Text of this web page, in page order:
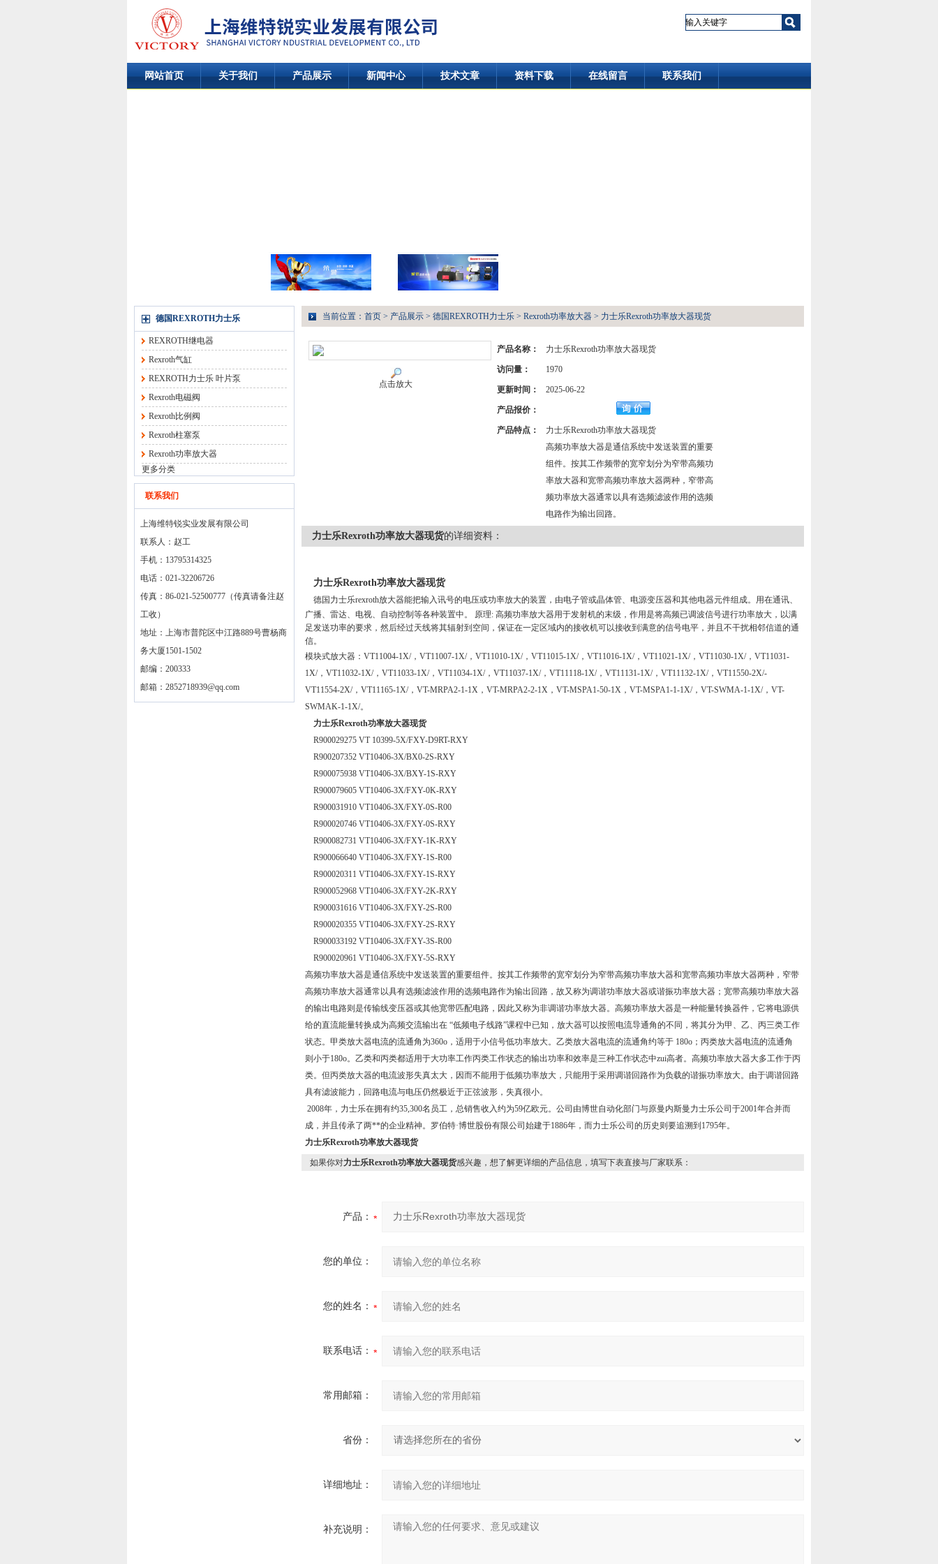
网站首页 关于我们 产品展示 新闻中心 技术文章 资料下载 在线留言 联系我们
德国REXROTH力士乐
REXROTH继电器
Rexroth气缸
REXROTH力士乐 叶片泵
Rexroth电磁阀
Rexroth比例阀
Rexroth柱塞泵
Rexroth功率放大器
更多分类
联系我们
上海维特锐实业发展有限公司
联系人：赵工
手机：13795314325
电话：021-32206726
传真：86-021-52500777（传真请备注赵
工收）
地址：上海市普陀区中江路889号曹杨商
务大厦1501-1502
邮编：200333
邮箱： 2852718939@qq.com
当前位置： 首页 > 产品展示 > 德国REXROTH力士乐 > Rexroth功率放大器 > 力士乐Rexroth功率放大器现货
点击放大
产品名称： 力士乐Rexroth功率放大器现货
访问量： 1970
更新时间： 2025-06-22
产品报价：
产品特点：
力士乐Rexroth功率放大器现货
高频功率放大器是通信系统中发送装置的重要
组件。按其工作频带的宽窄划分为窄带高频功
率放大器和宽带高频功率放大器两种，窄带高
频功率放大器通常以具有选频滤波作用的选频
电路作为输出回路。
力士乐Rexroth功率放大器现货的详细资料：
力士乐Rexroth功率放大器现货
德国力士乐rexroth放大器能把输入讯号的电压或功率放大的装置，由电子管或晶体管、电源变压器和其他电器元件组成。用在通讯、
广播、雷达、电视、自动控制等各种装置中。 原理: 高频功率放大器用于发射机的末级，作用是将高频已调波信号进行功率放大，以满
足发送功率的要求，然后经过天线将其辐射到空间，保证在一定区域内的接收机可以接收到满意的信号电平，并且不干扰相邻信道的通
信。
模块式放大器：VT11004-1X/，VT11007-1X/，VT11010-1X/，VT11015-1X/，VT11016-1X/，VT11021-1X/，VT11030-1X/，VT11031-
1X/，VT11032-1X/，VT11033-1X/，VT11034-1X/，VT11037-1X/，VT11118-1X/，VT11131-1X/，VT11132-1X/，VT11550-2X/-
VT11554-2X/，VT11165-1X/，VT-MRPA2-1-1X，VT-MRPA2-2-1X，VT-MSPA1-50-1X，VT-MSPA1-1-1X/，VT-SWMA-1-1X/，VT-
SWMAK-1-1X/。
力士乐Rexroth功率放大器现货
R900029275 VT 10399-5X/FXY-D9RT-RXY
R900207352 VT10406-3X/BX0-2S-RXY
R900075938 VT10406-3X/BXY-1S-RXY
R900079605 VT10406-3X/FXY-0K-RXY
R900031910 VT10406-3X/FXY-0S-R00
R900020746 VT10406-3X/FXY-0S-RXY
R900082731 VT10406-3X/FXY-1K-RXY
R900066640 VT10406-3X/FXY-1S-R00
R900020311 VT10406-3X/FXY-1S-RXY
R900052968 VT10406-3X/FXY-2K-RXY
R900031616 VT10406-3X/FXY-2S-R00
R900020355 VT10406-3X/FXY-2S-RXY
R900033192 VT10406-3X/FXY-3S-R00
R900020961 VT10406-3X/FXY-5S-RXY
高频功率放大器是通信系统中发送装置的重要组件。按其工作频带的宽窄划分为窄带高频功率放大器和宽带高频功率放大器两种，窄带
高频功率放大器通常以具有选频滤波作用的选频电路作为输出回路，故又称为调谐功率放大器或谐振功率放大器；宽带高频功率放大器
的输出电路则是传输线变压器或其他宽带匹配电路，因此又称为非调谐功率放大器。高频功率放大器是一种能量转换器件，它将电源供
给的直流能量转换成为高频交流输出在 “低频电子线路”课程中已知，放大器可以按照电流导通角的不同，将其分为甲、乙、丙三类工作
状态。甲类放大器电流的流通角为360o，适用于小信号低功率放大。乙类放大器电流的流通角约等于 180o；丙类放大器电流的流通角
则小于180o。乙类和丙类都适用于大功率工作丙类工作状态的输出功率和效率是三种工作状态中zui高者。高频功率放大器大多工作于丙
类。但丙类放大器的电流波形失真太大，因而不能用于低频功率放大，只能用于采用调谐回路作为负载的谐振功率放大。由于调谐回路
具有滤波能力，回路电流与电压仍然极近于正弦波形，失真很小。
2008年，力士乐在拥有约35,300名员工，总销售收入约为59亿欧元。公司由博世自动化部门与原曼内斯曼力士乐公司于2001年合并而
成，并且传承了两**的企业精神。罗伯特·博世股份有限公司始建于1886年，而力士乐公司的历史则要追溯到1795年。
力士乐Rexroth功率放大器现货
如果你对力士乐Rexroth功率放大器现货感兴趣，想了解更详细的产品信息，填写下表直接与厂家联系：
产品：
您的单位：
您的姓名：
联系电话：
常用邮箱：
省份：
详细地址：
补充说明：